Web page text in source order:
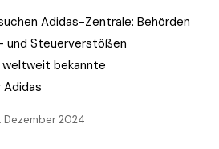
Adidas-Zentrale: Behörden
und Steuerverstößen
weltweit bekannte
Dezember 2024